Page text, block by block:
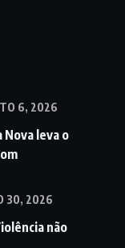
6, 2026
leva o
30, 2026
não